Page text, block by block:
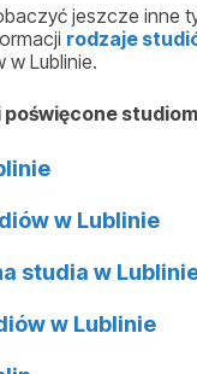
jeszcze inne
rodzaje
w Lublinie.
w Lublinie
studia w
w Lublinie